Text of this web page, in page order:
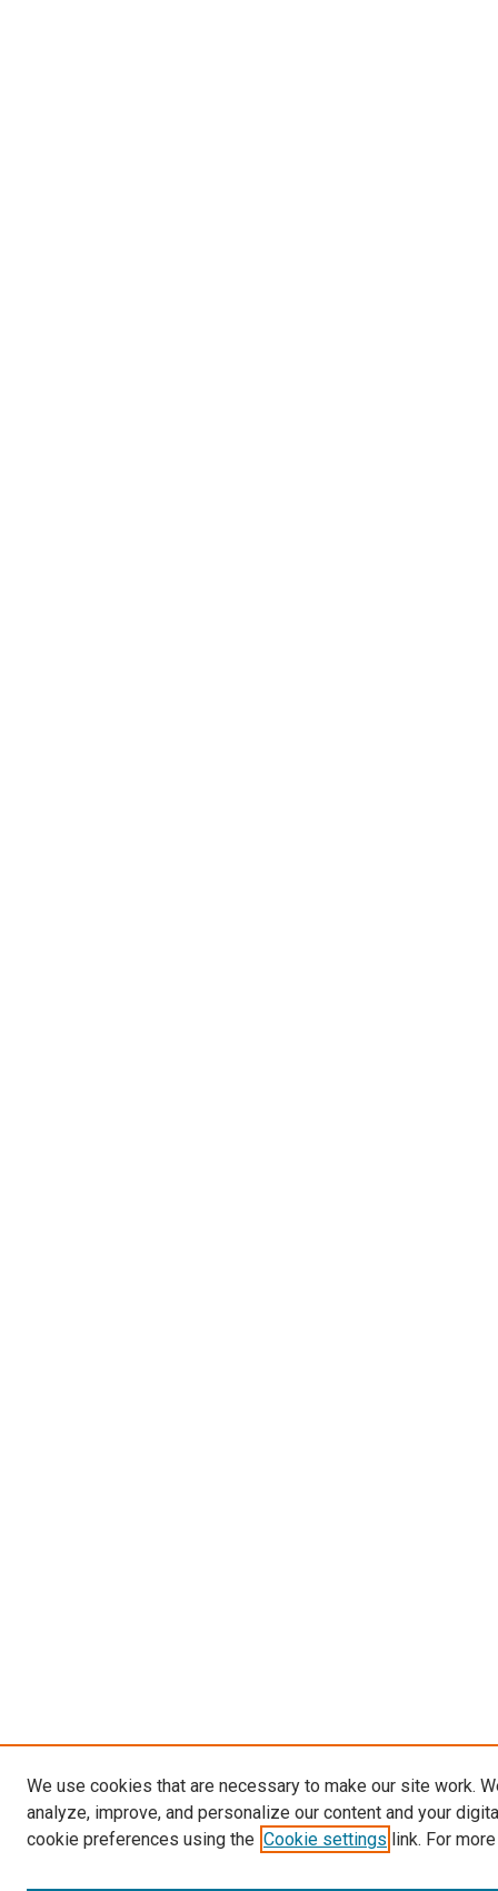
We use cookies that are necessary to make our site work.
analyze, improve, and personalize our content and your
cookie preferences using the Cookie settings link. For